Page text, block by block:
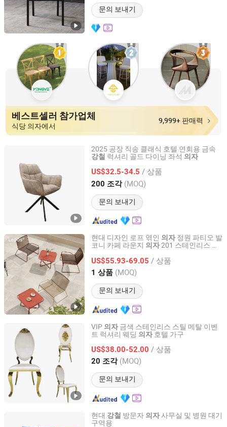
문의 보내기
베스트셀러 참가업체
식당 의자에서
9,999+ 판매력
2025 공장 직송 클래식 호텔 연회용 금속
강철 럭셔리 골드 다이닝 좌석 의자
US$32.5-34.5 / 상품
200 조각 (MOQ)
문의 보내기
Langfang Ruiyi Furniture Co., Ltd.
Hebei, China 이후 2021
현대 디자인 로프 엮인 의자 정원 파티오 발
코니 카페 라운지 의자201 스테인리스 스
US$55.93-69.05 / 상품
1 상품 (MOQ)
문의 보내기
SUNLINK FURNITURE LTD.
Guangdong, China 이후 2026
VIP 의자 금색 스테인리스 스틸 메탈 이벤
트 럭셔리 웨딩 의자 호텔 가구
US$38.00-52.00 / 상품
20 조각 (MOQ)
문의 보내기
Foshan Sawa Furniture Ltd.
Guangdong, China 이후 2020
현대 강철 방문자 의자 사무실 및 병원 대기
구역용